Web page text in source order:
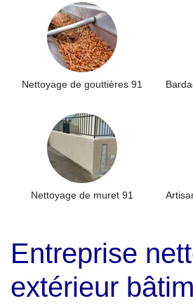
Nettoyage de gouttières 91
Nettoyage de muret 91
Entreprise
extérieur